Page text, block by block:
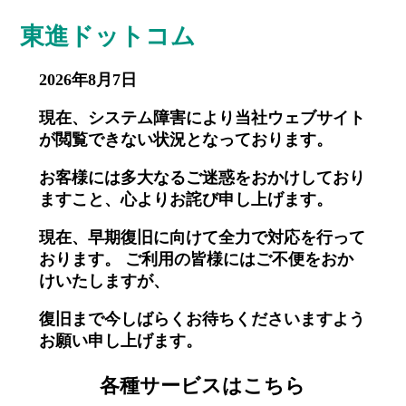
東進ドットコム
2026年8月7日
現在、システム障害により当社ウェブサイト
が閲覧できない状況となっております。
お客様には多大なるご迷惑をおかけしており
ますこと、心よりお詫び申し上げます。
現在、早期復旧に向けて全力で対応を行って
おります。 ご利用の皆様にはご不便をおか
けいたしますが、
復旧まで今しばらくお待ちくださいますよう
お願い申し上げます。
各種サービスはこちら